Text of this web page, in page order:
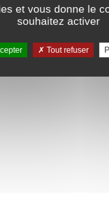
et vous donne le
souhaitez activer
Tout refuser